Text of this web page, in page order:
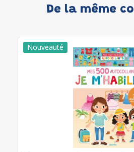
De la même